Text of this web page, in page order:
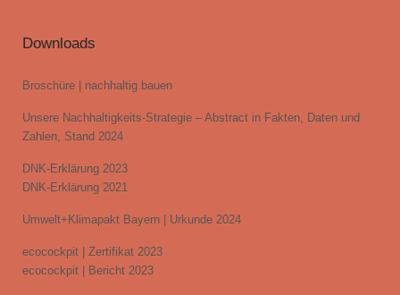
Downloads
Broschüre | nachhaltig bauen
Unsere Nachhaltigkeits-Strategie – Abstract in Fakten, Daten und
Zahlen, Stand 2024
DNK-Erklärung 2023
DNK-Erklärung 2021
Umwelt+Klimapakt Bayern | Urkunde 2024
ecocockpit | Zertifikat 2023
ecocockpit | Bericht 2023